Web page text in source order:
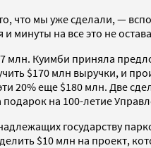
что мы уже сделали, —
минуты на все это не
млн. Куимби приняла
$170 млн выручки, и
20% еще $180 млн. Две
подарок на 100-летие
государству
$10 млн на проект,